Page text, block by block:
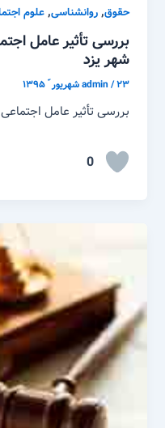
حقوق,روانشناسی,علوم
بررسی تأثیر عامل
شهر یزد
admin/۲۳ شهریور ّ ۱۳۹۵
بررسی تأثیر عامل
0